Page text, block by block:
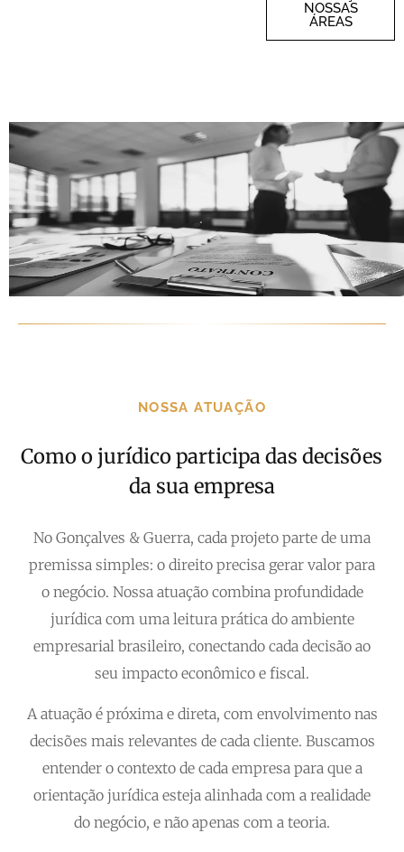
NOSSAS
ÁREAS
NOSSA ATUAÇÃO
Como o jurídico participa das decisões
da sua empresa
No Gonçalves & Guerra, cada projeto parte de uma
premissa simples: o direito precisa gerar valor para
o negócio. Nossa atuação combina profundidade
jurídica com uma leitura prática do ambiente
empresarial brasileiro, conectando cada decisão ao
seu impacto econômico e fiscal.
A atuação é próxima e direta, com envolvimento nas
decisões mais relevantes de cada cliente. Buscamos
entender o contexto de cada empresa para que a
orientação jurídica esteja alinhada com a realidade
do negócio, e não apenas com a teoria.